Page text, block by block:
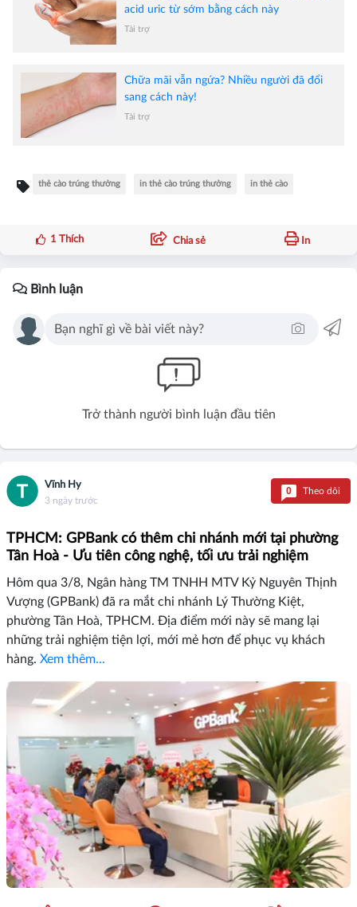
acid uric từ sớm bằng cách này
Tài trợ
Chữa mãi vẫn ngứa? Nhiều người đã đổi
sang cách này!
Tài trợ
thẻ cào trúng thưởng in thẻ cào trúng thưởng in thẻ cào
1Thích Chia sẻ In
Bình luận
Trở thành người bình luận đầu tiên
Vĩnh Hy
3 ngày trước
0 Theo dõi
TPHCM: GPBank có thêm chi nhánh mới tại phường
Tân Hoà - Ưu tiên công nghệ, tối ưu trải nghiệm
Hôm qua 3/8, Ngân hàng TM TNHH MTV Kỷ Nguyên Thịnh
Vượng (GPBank) đã ra mắt chi nhánh Lý Thường Kiệt,
phường Tân Hoà, TPHCM. Địa điểm mới này sẽ mang lại
những trải nghiệm tiện lợi, mới mẻ hơn để phục vụ khách
hàng. Xem thêm...